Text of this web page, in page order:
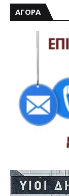
ΑΓΟΡΑ